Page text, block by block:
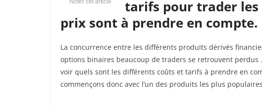
Noter cet article
tarifs pour trader les
prix sont à prendre en compte.
La concurrence entre les différents produits dérivés
options binaires beaucoup de traders se retrouvent perdus
voir quels sont les différents coûts et tarifs à prendre en
commençons donc avec l’un des produits les plus